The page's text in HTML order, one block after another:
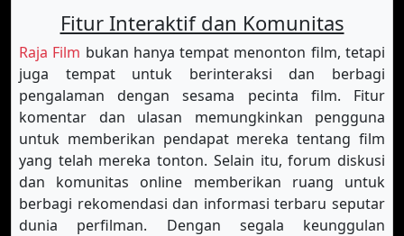
Fitur Interaktif dan Komunitas
Raja Film bukan hanya tempat menonton film, tetapi
juga tempat untuk berinteraksi dan berbagi
pengalaman dengan sesama pecinta film. Fitur
komentar dan ulasan memungkinkan pengguna
untuk memberikan pendapat mereka tentang film
yang telah mereka tonton. Selain itu, forum diskusi
dan komunitas online memberikan ruang untuk
berbagi rekomendasi dan informasi terbaru seputar
dunia perfilman. Dengan segala keunggulan